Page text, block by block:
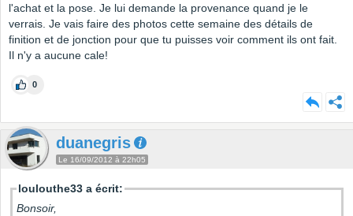
l'achat et la pose. Je lui demande la provenance quand je le
verrais. Je vais faire des photos cette semaine des détails de
finition et de jonction pour que tu puisses voir comment ils ont fait.
Il n'y a aucune cale!
0
duanegris
Le 16/09/2012 à 22h05
loulouthe33 a écrit:
Bonsoir,